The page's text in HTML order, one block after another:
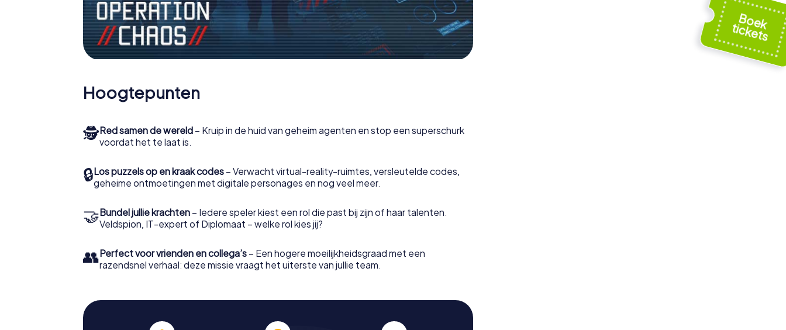
Hoogtepunten
🕵Red samen de wereld – Kruip in de huid van geheim agenten en stop een superschurk
voordat het te laat is.
🔒Los puzzels op en kraak codes – Verwacht virtual-reality-ruimtes, versleutelde codes,
geheime ontmoetingen met digitale personages en nog veel meer.
🤝Bundel jullie krachten – Iedere speler kiest een rol die past bij zijn of haar talenten.
Veldspion, IT-expert of Diplomaat – welke rol kies jij?
👥Perfect voor vrienden en collega’s – Een hogere moeilijkheidsgraad met een
razendsnel verhaal: deze missie vraagt het uiterste van jullie team.